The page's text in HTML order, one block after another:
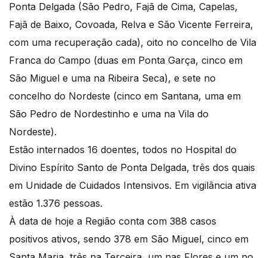
Ponta Delgada (São Pedro, Fajã de Cima, Capelas,
Fajã de Baixo, Covoada, Relva e São Vicente Ferreira,
com uma recuperação cada), oito no concelho de Vila
Franca do Campo (duas em Ponta Garça, cinco em
São Miguel e uma na Ribeira Seca), e sete no
concelho do Nordeste (cinco em Santana, uma em
São Pedro de Nordestinho e uma na Vila do
Nordeste).
Estão internados 16 doentes, todos no Hospital do
Divino Espírito Santo de Ponta Delgada, três dos quais
em Unidade de Cuidados Intensivos. Em vigilância ativa
estão 1.376 pessoas.
À data de hoje a Região conta com 388 casos
positivos ativos, sendo 378 em São Miguel, cinco em